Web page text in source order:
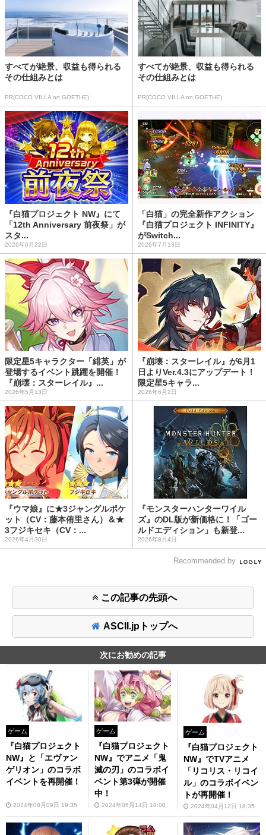
すべてが絶景、収益も得られる
その仕組みとは
PR(COCO VILLA on GOETHE)
すべてが絶景、収益も得られる
その仕組みとは
PR(COCO VILLA on GOETHE)
『白猫プロジェクト NW』にて
「12th Anniversary 前夜祭」が
スタ...
2026年6月22日
「白猫」の完全新作アクション
『白猫プロジェクト INFINITY』
がSwitch...
2026年7月13日
限定星5キャラクター「緋英」が
登場するイベント跳躍を開催！
『崩壊：スターレイル』...
2026年5月13日
『崩壊：スターレイル』が6月1
日よりVer.4.3にアップデート！
限定星5キャラ...
2026年6月2日
『ウマ娘』に★3ジャングルポケ
ット（CV：藤本侑里さん）＆★
3フジキセキ（CV：...
2026年4月30日
『モンスターハンターワイル
ズ』のDL版が新価格に！「ゴー
ルドエディション」も新登...
2026年8月4日
Recommended by
この記事の先頭へ
ASCII.jpトップへ
次にお勧めの記事
ゲーム
『白猫プロジェクト
NW』と「エヴァン
ゲリオン」のコラボ
イベントを再開催！
2024年08月09日 19:35
ゲーム
『白猫プロジェクト
NW』でアニメ「鬼
滅の刃」のコラボイ
ベント第3弾が開催
中！
2024年05月14日 18:00
ゲーム
『白猫プロジェクト
NW』でTVアニメ
「リコリス・リコイ
ル」のコラボイベン
トが再開催！
2024年04月12日 18:35